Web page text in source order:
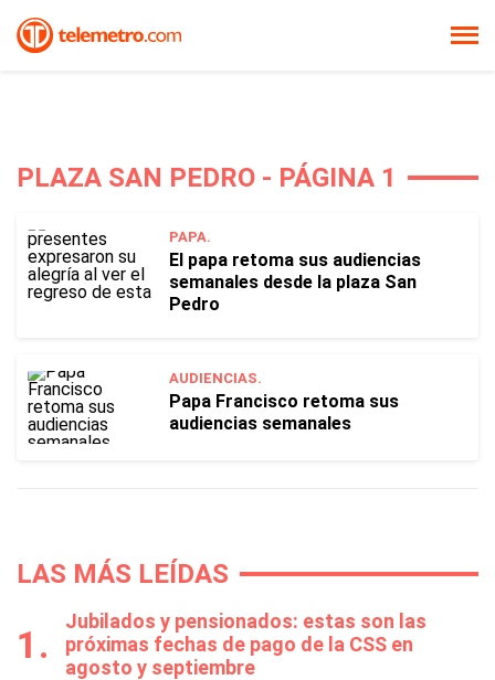
PLAZA SAN PEDRO - PÁGINA 1
PAPA.
El papa retoma sus audiencias
semanales desde la plaza San
Pedro
AUDIENCIAS.
Papa Francisco retoma sus
audiencias semanales
LAS MÁS LEÍDAS
Jubilados y pensionados: estas son las
próximas fechas de pago de la CSS en
agosto y septiembre